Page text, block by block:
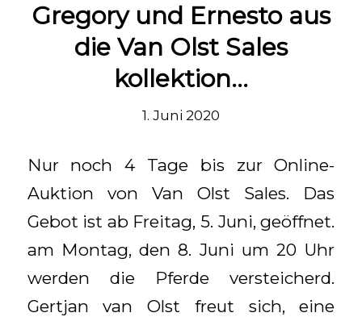
Gregory und Ernesto aus
die Van Olst Sales
kollektion…
1. Juni 2020
Nur noch 4 Tage bis zur Online-
Auktion von Van Olst Sales. Das
Gebot ist ab Freitag, 5. Juni, geöffnet.
am Montag, den 8. Juni um 20 Uhr
werden die Pferde versteicherd.
Gertjan van Olst freut sich, eine